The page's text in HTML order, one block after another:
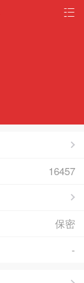
16457
保密
-